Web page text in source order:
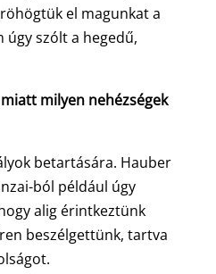
el magunkat a
szólt a hegedű,
milyen nehézségek
betartására. Hauber
ból például úgy
alig érintkeztünk
beszélgettünk, tartva